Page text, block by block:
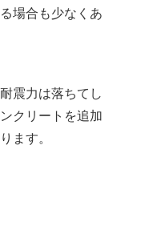
場合も少なくあ
震力は落ちてし
クリートを追加
ます。